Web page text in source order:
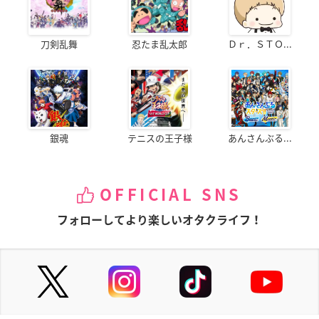
刀剣乱舞 忍たま乱太郎 Ｄｒ．ＳＴＯ...
銀魂 テニスの王子様 あんさんぶる...
OFFICIAL SNS
フォローしてより楽しいオタクライフ！